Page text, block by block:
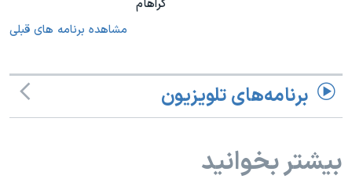
گراهام
مشاهده برنامه های قبلی
برنامه‌های تلویزیون
بیشتر بخوانید